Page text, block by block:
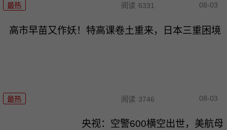
最热 阅读 6331 08-03
高市早苗又作妖！特高课卷土重来，日本三重困境
最热 阅读 3746 08-03
央视：空警600横空出世，美航母